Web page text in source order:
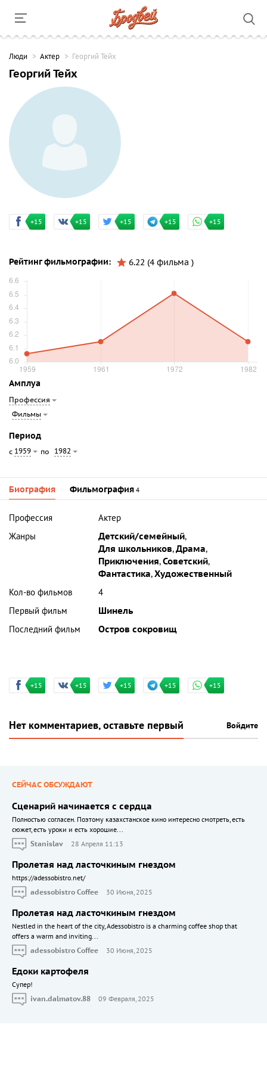
Люди Актер Георгий Тейх
Георгий Тейх
+15 +15 +15 +15 +15
Рейтинг фильмографии: 6.22 (4 фильма )
Амплуа
Профессия
Фильмы
Период
с 1959 по 1982
Биография Фильмография 4
Профессия
Актер
Жанры
Детский/семейный,
Для школьников,Драма,
Приключения,Советский,
Фантастика,Художественный
Кол-во фильмов
4
Первый фильм
Шинель
Последний фильм
Остров сокровищ
+15 +15 +15 +15 +15
Нет комментариев, оставьте первый Войдите
СЕЙЧАС ОБСУЖДАЮТ
Сценарий начинается с сердца
Полностью согласен. Поэтому казахстанское кино интересно смотреть, есть
сюжет, есть уроки и есть хорошие...
Stanislav
28 Апреля 11:13
Пролетая над ласточкиным гнездом
https://adessobistro.net/
adessobistro Coffee
30 Июня, 2025
Пролетая над ласточкиным гнездом
Nestled in the heart of the city, Adessobistro is a charming coffee shop that
offers a warm and inviting...
adessobistro Coffee
30 Июня, 2025
Едоки картофеля
Cупер!
ivan.dalmatov.88
09 Февраля, 2025